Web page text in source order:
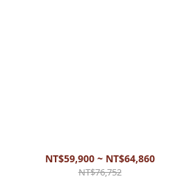
NT$59,900 ~ NT$64,860
NT$76,752